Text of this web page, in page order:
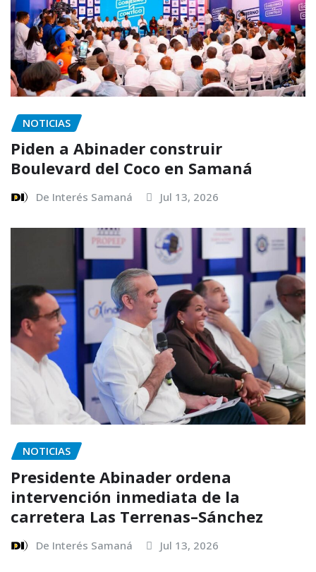
NOTICIAS
Piden a Abinader construir
Boulevard del Coco en Samaná
De Interés Samaná Jul 13, 2026
NOTICIAS
Presidente Abinader ordena
intervención inmediata de la
carretera Las Terrenas–Sánchez
De Interés Samaná Jul 13, 2026